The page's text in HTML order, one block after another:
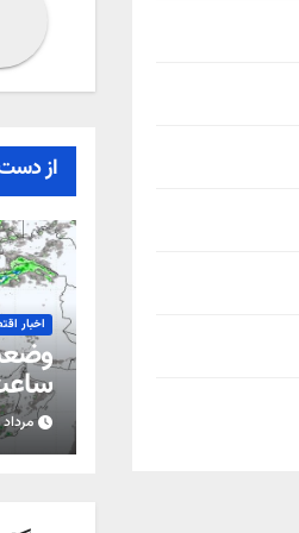
از
اخبار
مرداد ۱۵, ۱۴۰۵